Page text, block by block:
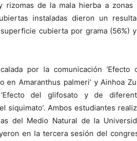
rizomas de la mala hierba a zonas
instaladas dieron un
cubierta por grama (56%)
por la comunicación ‘Efecto
Amaranthus palmeri’ y Ainhoa
del glifosato y de
siquimato’. Ambos estudiantes
del Medio Natural de la
en la tercera sesión del